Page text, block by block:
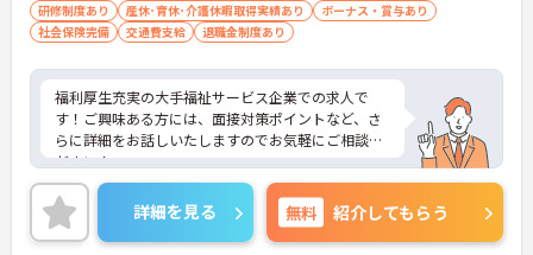
研修制度あり
産休･育休･介護休暇取得実績あり
ボーナス・賞与あり
社会保険完備
交通費支給 退職金制度あり
福利厚生充実の大手福祉サービス企業での求人で
す！ご興味ある方には、面接対策ポイントなど、さ
らに詳細をお話しいたしますのでお気軽にご相談く
ださい！
詳細を見る 無料 紹介してもらう